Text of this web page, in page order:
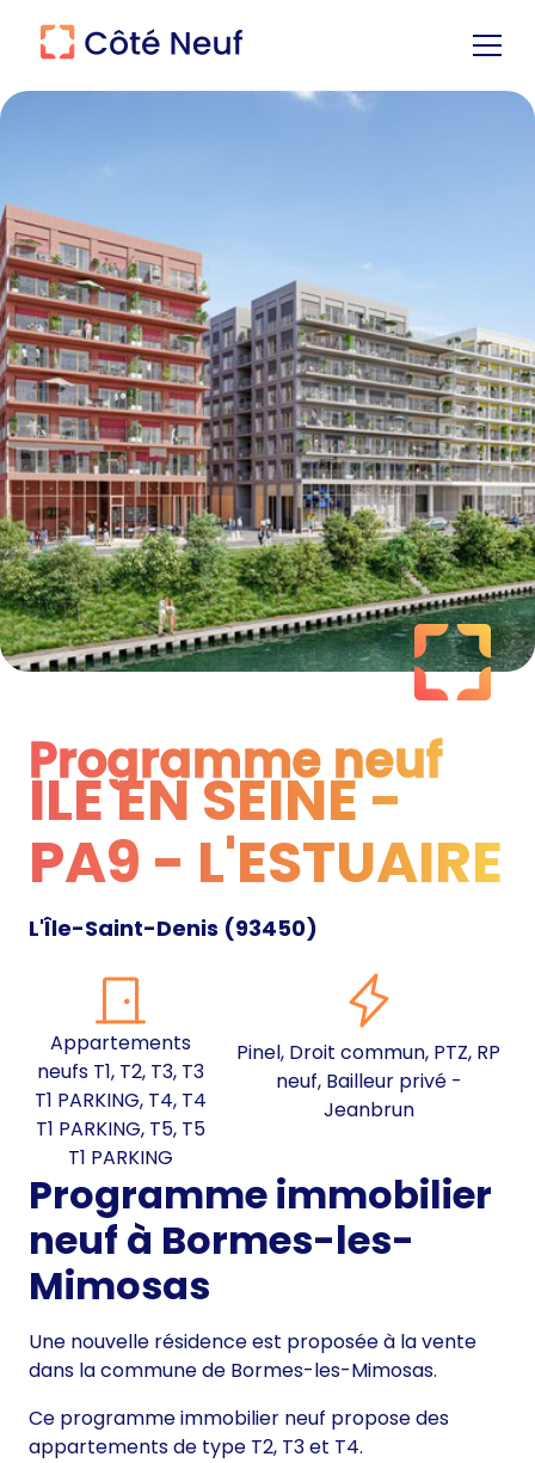
Programme neuf
Programme neuf
ILE EN SEINE -
PA9 - L'ESTUAIRE
L'Île-Saint-Denis (93450)
Appartements
neufs T1, T2, T3, T3
T1 PARKING, T4, T4
T1 PARKING, T5, T5
T1 PARKING
Pinel, Droit commun, PTZ, RP
neuf, Bailleur privé -
Jeanbrun
Programme immobilier
neuf à Bormes-les-
Mimosas
Une nouvelle résidence est proposée à la vente
dans la commune de Bormes-les-Mimosas.
Ce programme immobilier neuf propose des
appartements de type T2, T3 et T4.